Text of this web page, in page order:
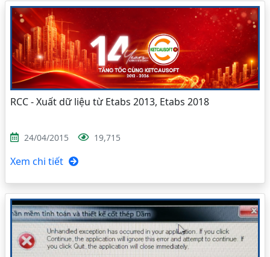
RCC - Xuất dữ liệu từ Etabs 2013, Etabs 2018
24/04/2015 19,715
Xem chi tiết